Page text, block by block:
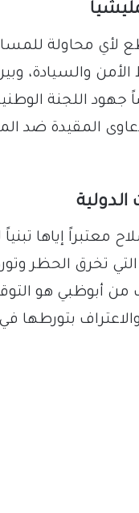
لأي محاولة
والسيادة،
اللجنة
المقيدة ضد
الدولية
معتبراً إياها
تخرق الحظر
أبوظبي هو
بتورطها في